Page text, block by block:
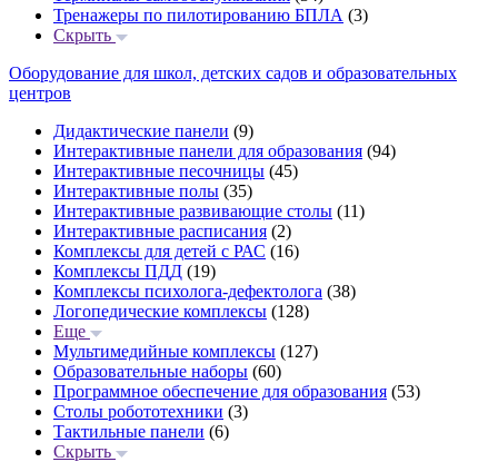
Тренажеры по пилотированию БПЛА (3)
Скрыть
Оборудование для школ, детских садов и образовательных
центров
Дидактические панели (9)
Интерактивные панели для образования (94)
Интерактивные песочницы (45)
Интерактивные полы (35)
Интерактивные развивающие столы (11)
Интерактивные расписания (2)
Комплексы для детей с РАС (16)
Комплексы ПДД (19)
Комплексы психолога-дефектолога (38)
Логопедические комплексы (128)
Еще
Мультимедийные комплексы (127)
Образовательные наборы (60)
Программное обеспечение для образования (53)
Столы робототехники (3)
Тактильные панели (6)
Скрыть